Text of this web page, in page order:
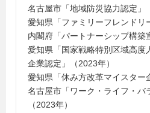
名古屋市「地域防災協力認定」
愛知県「ファミリーフレンドリ
内閣府「パートナーシップ構築
愛知県「国家戦略特別区域高度
企業認定」（2023年）
愛知県「休み方改革マイスター
名古屋市「ワーク・ライフ・バ
（2023年）